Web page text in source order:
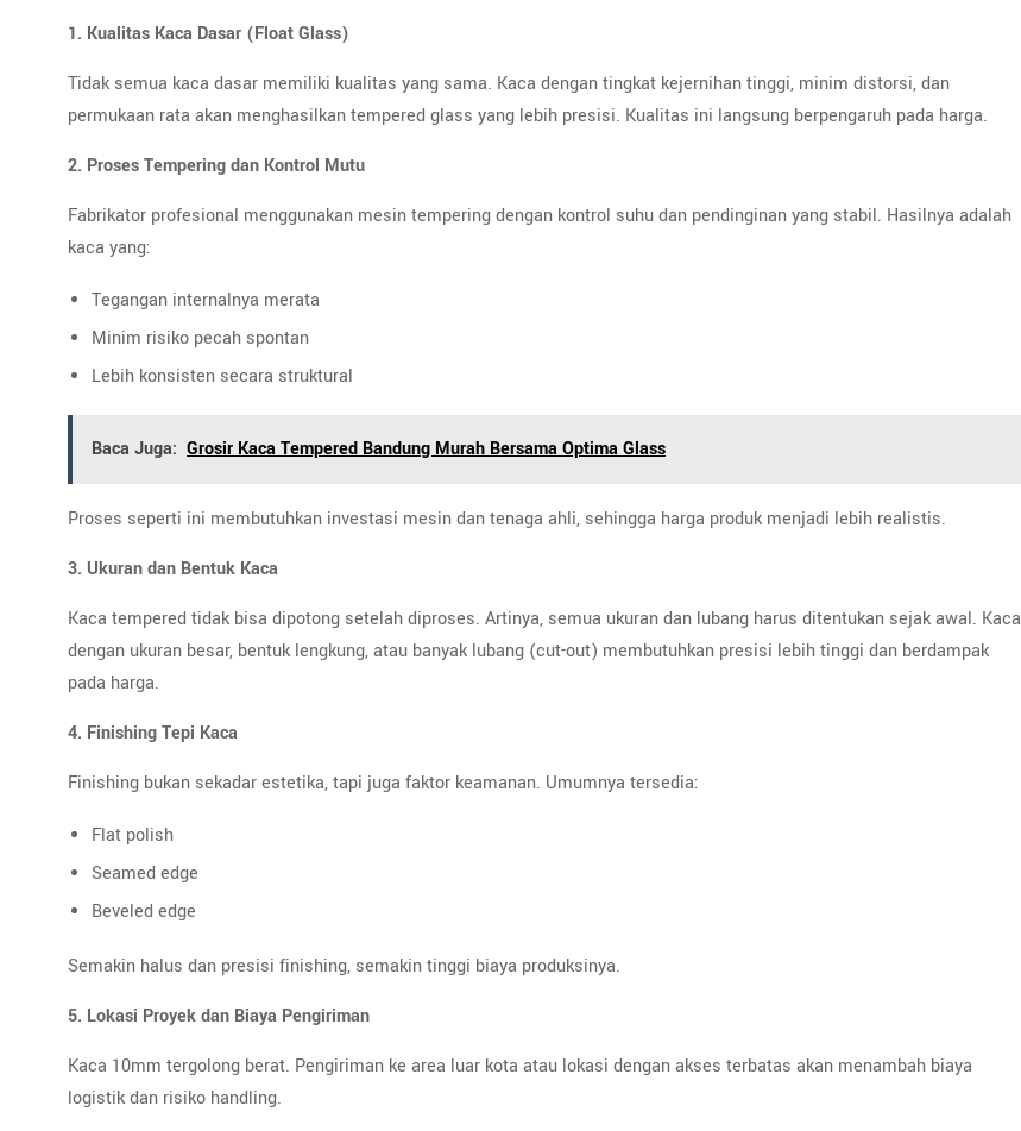
1. Kualitas Kaca Dasar (Float Glass)
Tidak semua kaca dasar memiliki kualitas yang sama. Kaca dengan tingkat kejernihan tinggi, minim distorsi, dan
permukaan rata akan menghasilkan tempered glass yang lebih presisi. Kualitas ini langsung berpengaruh pada harga.
2. Proses Tempering dan Kontrol Mutu
Fabrikator profesional menggunakan mesin tempering dengan kontrol suhu dan pendinginan yang stabil. Hasilnya adalah
kaca yang:
Tegangan internalnya merata
Minim risiko pecah spontan
Lebih konsisten secara struktural
Baca Juga: Grosir Kaca Tempered Bandung Murah Bersama Optima Glass
Proses seperti ini membutuhkan investasi mesin dan tenaga ahli, sehingga harga produk menjadi lebih realistis.
3. Ukuran dan Bentuk Kaca
Kaca tempered tidak bisa dipotong setelah diproses. Artinya, semua ukuran dan lubang harus ditentukan sejak awal. Kaca
dengan ukuran besar, bentuk lengkung, atau banyak lubang (cut-out) membutuhkan presisi lebih tinggi dan berdampak
pada harga.
4. Finishing Tepi Kaca
Finishing bukan sekadar estetika, tapi juga faktor keamanan. Umumnya tersedia:
Flat polish
Seamed edge
Beveled edge
Semakin halus dan presisi finishing, semakin tinggi biaya produksinya.
5. Lokasi Proyek dan Biaya Pengiriman
Kaca 10mm tergolong berat. Pengiriman ke area luar kota atau lokasi dengan akses terbatas akan menambah biaya
logistik dan risiko handling.